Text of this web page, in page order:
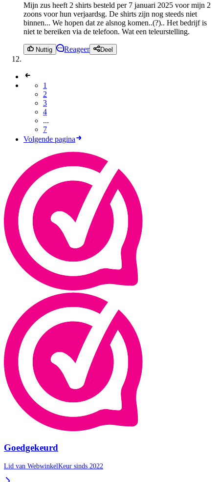
Mijn zus heeft 2 shirts besteld per 7 januari 2025 voor mijn 2
zoons voor hun verjaardsg. De shirts zijn nog steeds niet
binnen... We hopen dat ze alsnog komen..(?).. Het bedrijf is
niet te bereiken via de telefoon. Wat een teleurstelling.
Nuttig Reageer Deel
1
2
3
4
...
7
Volgende pagina
Goedgekeurd
Lid van WebwinkelKeur sinds 2022